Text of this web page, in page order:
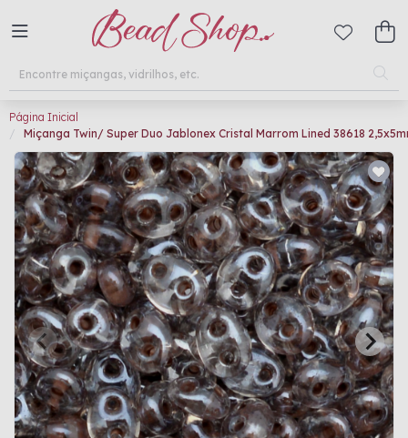
Página Inicial
Miçanga Twin/ Super Duo Jablonex Cristal Marrom Lined 38618